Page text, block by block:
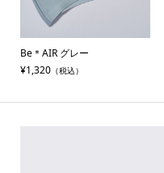
Be＊AIR グレー
¥1,320（税込）